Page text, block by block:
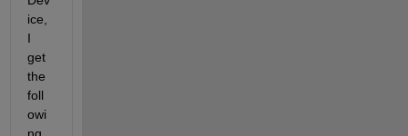
ice,
I
get
the
foll
owi